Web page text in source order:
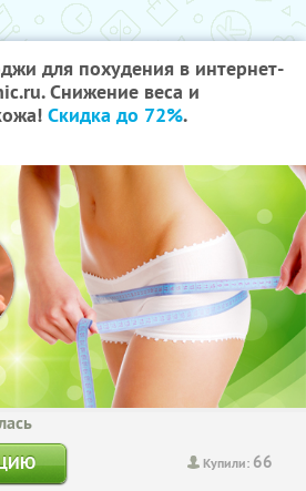
для похудения в интернет-
Снижение веса и
Скидка до 72%.
Купили: 66